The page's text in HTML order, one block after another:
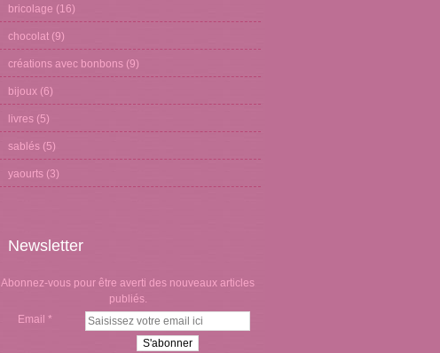
bricolage (16)
chocolat (9)
créations avec bonbons (9)
bijoux (6)
livres (5)
sablés (5)
yaourts (3)
Newsletter
Abonnez-vous pour être averti des nouveaux articles
publiés.
Email